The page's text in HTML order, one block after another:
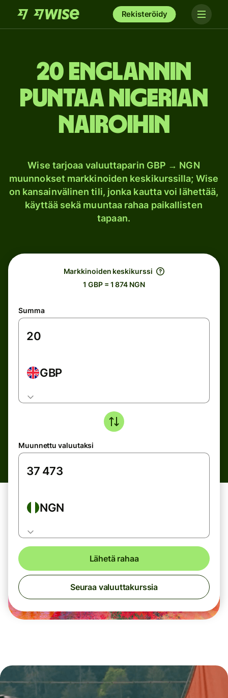
Rekisteröidy
20 Englannin
puntaa Nigerian
nairoihin
Wise tarjoaa valuuttaparin GBP → NGN
muunnokset markkinoiden keskikurssilla; Wise
on kansainvälinen tili, jonka kautta voi lähettää,
käyttää sekä muuntaa rahaa paikallisten
tapaan.
Markkinoiden keskikurssi
1 GBP = 1 874 NGN
Summa
GBP
Muunnettu valuutaksi
NGN
Lähetä rahaa
Seuraa valuuttakurssia